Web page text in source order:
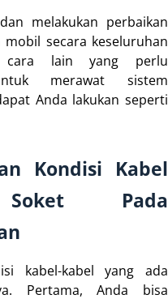
melakukan perbaikan
secara keseluruhan
cara lain yang perlu
merawat sistem
Anda lakukan seperti
Kondisi Kabel
Pada
kabel-kabel yang ada
Pertama, Anda bisa